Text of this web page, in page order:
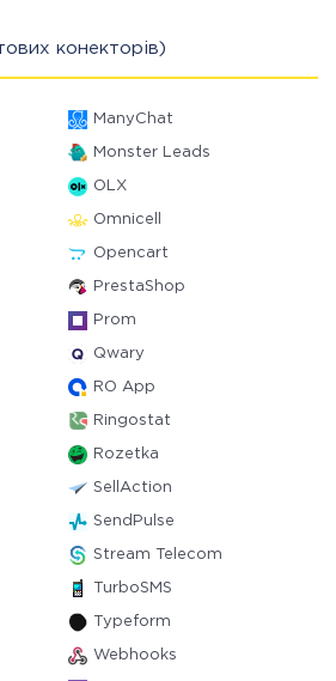
конекторів)
ManyChat
Monster Leads
OLX
Omnicell
Opencart
PrestaShop
Prom
Qwary
RO App
Ringostat
Rozetka
SellAction
SendPulse
Stream Telecom
TurboSMS
Typeform
Webhooks